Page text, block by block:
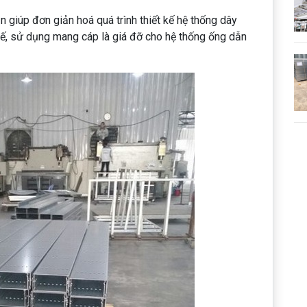
giúp đơn giản hoá quá trình thiết kế hệ thống dây
sử dụng mang cáp là giá đỡ cho hệ thống ống dẫn